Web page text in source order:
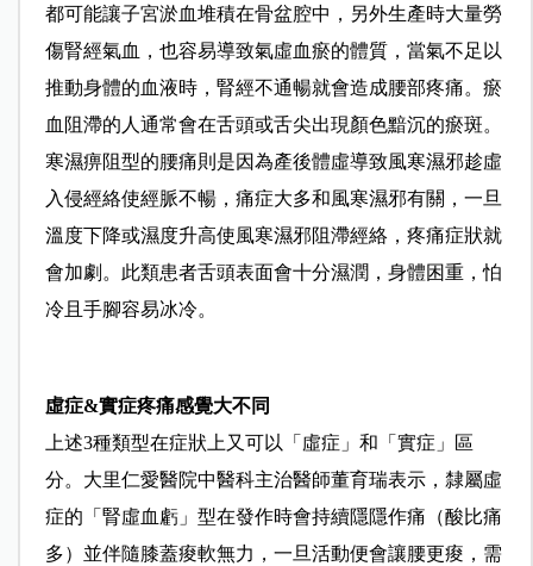
都可能讓子宮淤血堆積在骨盆腔中，另外生產時大量勞
傷腎經氣血，也容易導致氣虛血瘀的體質，當氣不足以
推動身體的血液時，腎經不通暢就會造成腰部疼痛。瘀
血阻滯的人通常會在舌頭或舌尖出現顏色黯沉的瘀斑。
寒濕痹阻型的腰痛則是因為產後體虛導致風寒濕邪趁虛
入侵經絡使經脈不暢，痛症大多和風寒濕邪有關，一旦
溫度下降或濕度升高使風寒濕邪阻滯經絡，疼痛症狀就
會加劇。此類患者舌頭表面會十分濕潤，身體困重，怕
冷且手腳容易冰冷。
虛症&實症疼痛感覺大不同
上述3種類型在症狀上又可以「虛症」和「實症」區
分。大里仁愛醫院中醫科主治醫師董育瑞表示，隸屬虛
症的「腎虛血虧」型在發作時會持續隱隱作痛（酸比痛
多）並伴隨膝蓋痠軟無力，一旦活動便會讓腰更痠，需